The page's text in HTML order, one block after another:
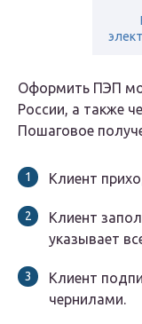
Оформить ПЭП
России, а также
Пошаговое
Клиент
Клиент
указывает
Клиент
чернилами.